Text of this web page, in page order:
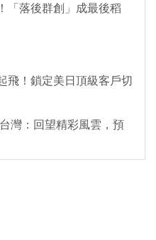
「落後群創」成最後稻
飛！鎖定美日頂級客戶切
灣：回望精彩風雲，預